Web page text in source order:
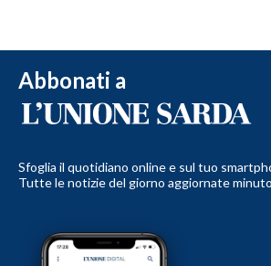
Abbonati a
Sfoglia il quotidiano online e sul tuo
Tutte le notizie del giorno aggiornate